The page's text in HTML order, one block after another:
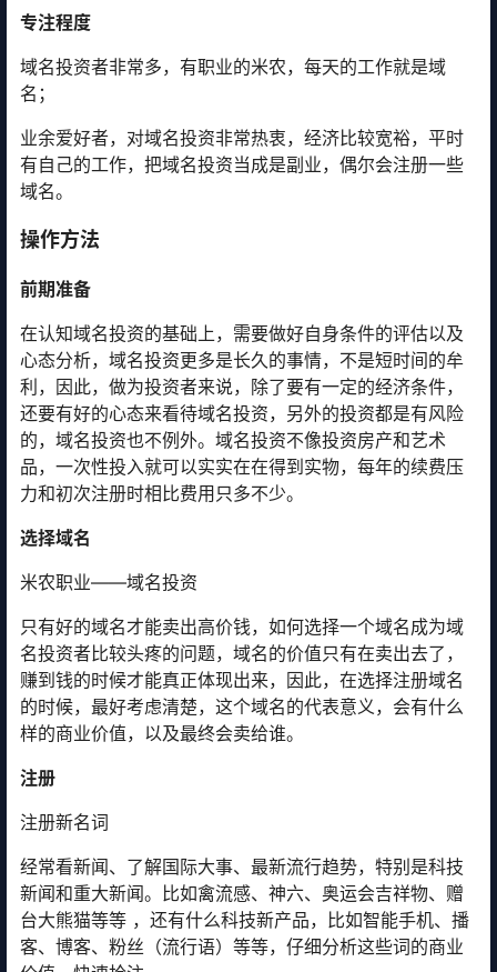
专注程度
域名投资者非常多，有职业的米农，每天的工作就是域
名；
业余爱好者，对域名投资非常热衷，经济比较宽裕，平时
有自己的工作，把域名投资当成是副业，偶尔会注册一些
域名。
操作方法
前期准备
在认知域名投资的基础上，需要做好自身条件的评估以及
心态分析，域名投资更多是长久的事情，不是短时间的牟
利，因此，做为投资者来说，除了要有一定的经济条件，
还要有好的心态来看待域名投资，另外的投资都是有风险
的，域名投资也不例外。域名投资不像投资房产和艺术
品，一次性投入就可以实实在在得到实物，每年的续费压
力和初次注册时相比费用只多不少。
选择域名
米农职业——域名投资
只有好的域名才能卖出高价钱，如何选择一个域名成为域
名投资者比较头疼的问题，域名的价值只有在卖出去了，
赚到钱的时候才能真正体现出来，因此，在选择注册域名
的时候，最好考虑清楚，这个域名的代表意义，会有什么
样的商业价值，以及最终会卖给谁。
注册
注册新名词
经常看新闻、了解国际大事、最新流行趋势，特别是科技
新闻和重大新闻。比如禽流感、神六、奥运会吉祥物、赠
台大熊猫等等 ，还有什么科技新产品，比如智能手机、播
客、博客、粉丝（流行语）等等，仔细分析这些词的商业